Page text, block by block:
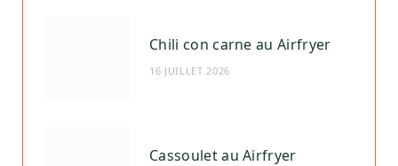
Chili con carne au Airfryer
16 JUILLET 2026
Cassoulet au Airfryer